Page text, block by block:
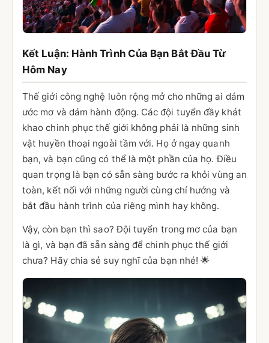
Kết Luận: Hành Trình Của Bạn Bắt Đầu Từ
Hôm Nay
Thế giới công nghệ luôn rộng mở cho những ai dám
ước mơ và dám hành động. Các đội tuyển đầy khát
khao chinh phục thế giới không phải là những sinh
vật huyền thoại ngoài tầm với. Họ ở ngay quanh
bạn, và bạn cũng có thể là một phần của họ. Điều
quan trọng là bạn có sẵn sàng bước ra khỏi vùng an
toàn, kết nối với những người cùng chí hướng và
bắt đầu hành trình của riêng mình hay không.
Vậy, còn bạn thì sao? Đội tuyển trong mơ của bạn
là gì, và bạn đã sẵn sàng để chinh phục thế giới
chưa? Hãy chia sẻ suy nghĩ của bạn nhé! 🌟